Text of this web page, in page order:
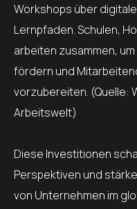
Workshops über
Lernpfaden. Schulen,
arbeiten zusammen,
fördern und
vorzubereiten. (Quelle:
Arbeitswelt)
Diese Investitionen
Perspektiven und
von Unternehmen im